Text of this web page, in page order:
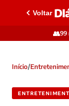
Voltar
👥99
Início/